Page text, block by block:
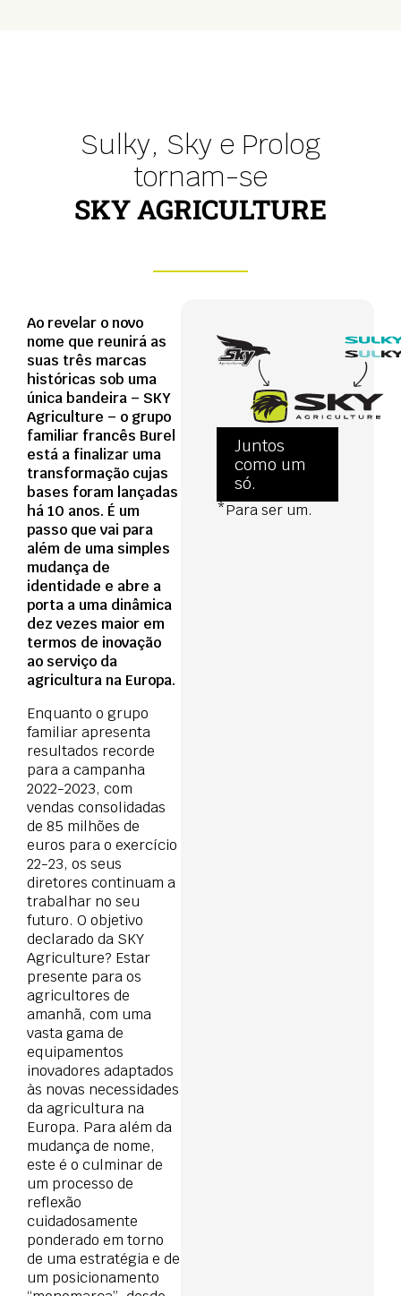
Sulky, Sky e Prolog
tornam-se
SKY AGRICULTURE
Ao revelar o novo
nome que reunirá as
suas três marcas
históricas sob uma
única bandeira – SKY
Agriculture – o grupo
familiar francês Burel
está a finalizar uma
transformação cujas
bases foram lançadas
há 10 anos. É um
passo que vai para
além de uma simples
mudança de
identidade e abre a
porta a uma dinâmica
dez vezes maior em
termos de inovação
ao serviço da
agricultura na Europa.
Enquanto o grupo
familiar apresenta
resultados recorde
para a campanha
2022-2023, com
vendas consolidadas
de 85 milhões de
euros para o exercício
22-23, os seus
diretores continuam a
trabalhar no seu
futuro. O objetivo
declarado da SKY
Agriculture? Estar
presente para os
agricultores de
amanhã, com uma
vasta gama de
equipamentos
inovadores adaptados
às novas necessidades
da agricultura na
Europa. Para além da
mudança de nome,
este é o culminar de
um processo de
reflexão
cuidadosamente
ponderado em torno
de uma estratégia e de
um posicionamento
Juntos
como um
só.
*Para ser um.